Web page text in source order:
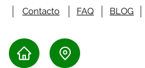
FAQ
Contacto BLOG